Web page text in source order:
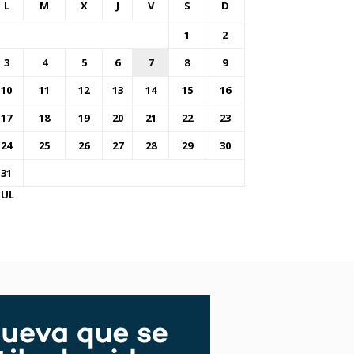
L M X J V S D
1
2
3
4 5 6 7 8
9
10
11 12 13 14 15
16
17
18 19 20 21 22
23
24
25 26 27 28 29
30
31